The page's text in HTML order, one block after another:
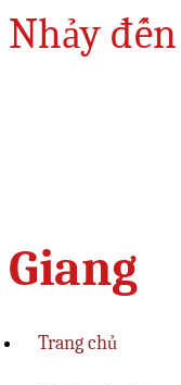
Nhảy
Giang
Trang chủ